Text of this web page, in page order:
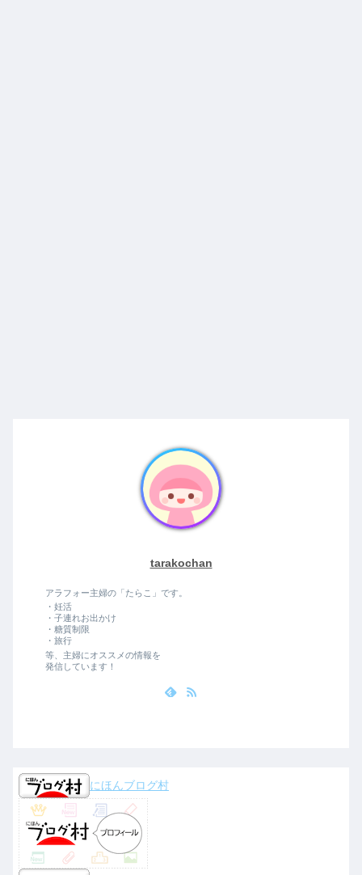
tarakochan
アラフォー主婦の「たらこ」です。
・妊活
・子連れお出かけ
・糖質制限
・旅行
等、主婦にオススメの情報を
発信しています！
にほんブログ村